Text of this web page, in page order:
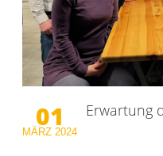
01
MÄRZ 2024
Erwartung